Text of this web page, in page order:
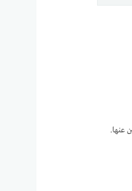
عنها.